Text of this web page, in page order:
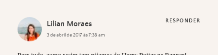
Lilian Moraes
3 de abril de 2017 às 7:38 am
RESPONDER